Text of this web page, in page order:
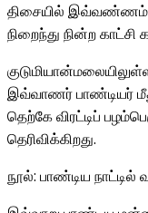
திசையில் இவ்வண்ணம்
நிறைந்து நின்ற காட்சி
இவ்வாணர் பாண்டியர்
தெற்கே விரட்டிப்
தெரிவிக்கிறது.
நூல்: பாண்டிய நாட்டில்